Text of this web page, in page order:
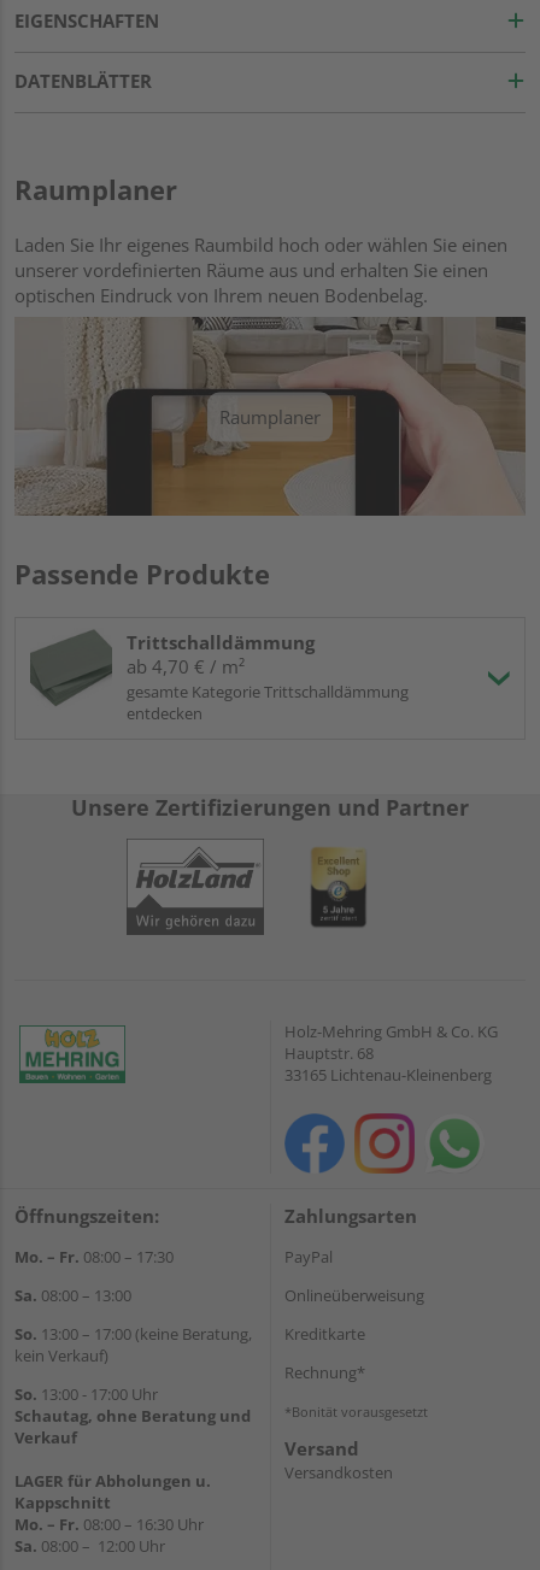
EIGENSCHAFTEN
DATENBLÄTTER
Raumplaner
Laden Sie Ihr eigenes Raumbild hoch oder wählen Sie einen
unserer vordefinierten Räume aus und erhalten Sie einen
optischen Eindruck von Ihrem neuen Bodenbelag.
Raumplaner
Passende Produkte
Trittschalldämmung
ab 4,70 € / m²
gesamte Kategorie Trittschalldämmung
entdecken
Unsere Zertifizierungen und Partner
Holz-Mehring GmbH & Co. KG
Hauptstr. 68
33165 Lichtenau-Kleinenberg
Öffnungszeiten:
Mo. – Fr. 08:00 – 17:30
Sa. 08:00 – 13:00
So. 13:00 – 17:00 (keine Beratung,
kein Verkauf)
So. 13:00 - 17:00 Uhr
Schautag, ohne Beratung und
Verkauf
LAGER für Abholungen u.
Kappschnitt
Mo. – Fr. 08:00 – 16:30 Uhr
Sa. 08:00 – 12:00 Uhr
Zahlungsarten
PayPal
Onlineüberweisung
Kreditkarte
Rechnung*
*Bonität vorausgesetzt
Versand
Versandkosten